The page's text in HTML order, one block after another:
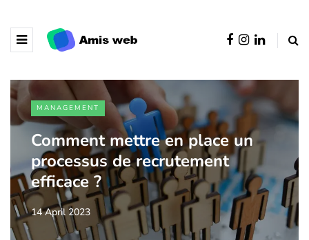
MANAGEMENT
Comment mettre en place un
processus de recrutement
efficace ?
14 April 2023